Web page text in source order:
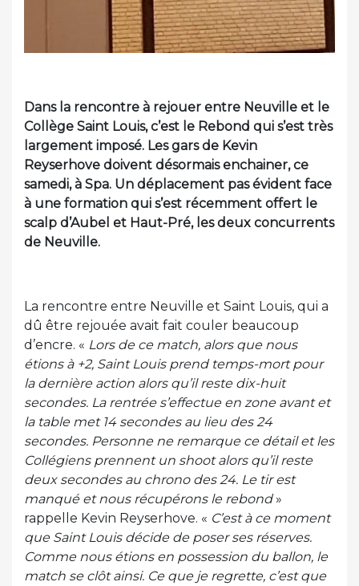
Dans la rencontre à rejouer entre Neuville et le
Collège Saint Louis, c’est le Rebond qui s’est très
largement imposé. Les gars de Kevin
Reyserhove doivent désormais enchainer, ce
samedi, à Spa. Un déplacement pas évident face
à une formation qui s’est récemment offert le
scalp d’Aubel et Haut-Pré, les deux concurrents
de Neuville.
La rencontre entre Neuville et Saint Louis, qui a
dû être rejouée avait fait couler beaucoup
d’encre. « Lors de ce match, alors que nous
étions à +2, Saint Louis prend temps-mort pour
la dernière action alors qu’il reste dix-huit
secondes. La rentrée s’effectue en zone avant et
la table met 14 secondes au lieu des 24
secondes. Personne ne remarque ce détail et les
Collégiens prennent un shoot alors qu’il reste
deux secondes au chrono des 24. Le tir est
manqué et nous récupérons le rebond»
rappelle Kevin Reyserhove. « C’est à ce moment
que Saint Louis décide de poser ses réserves.
Comme nous étions en possession du ballon, le
match se clôt ainsi. Ce que je regrette, c’est que